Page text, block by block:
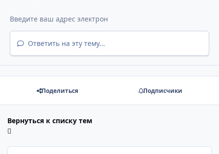
Ответить на эту тему...
Поделиться Подписчики
Вернуться к списку тем